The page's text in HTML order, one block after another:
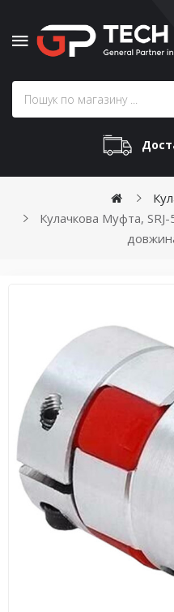
Кулачкова Муфта,